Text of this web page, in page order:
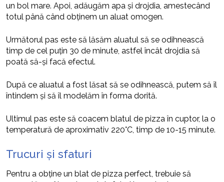
un bol mare. Apoi, adăugăm apa și drojdia, amestecând
totul până când obținem un aluat omogen.
Următorul pas este să lăsăm aluatul să se odihnească
timp de cel puțin 30 de minute, astfel încât drojdia să
poată să-și facă efectul.
După ce aluatul a fost lăsat să se odihnească, putem să îl
întindem și să îl modelăm în forma dorită.
Ultimul pas este să coacem blatul de pizza în cuptor, la o
temperatură de aproximativ 220°C, timp de 10-15 minute.
Trucuri și sfaturi
Pentru a obține un blat de pizza perfect, trebuie să